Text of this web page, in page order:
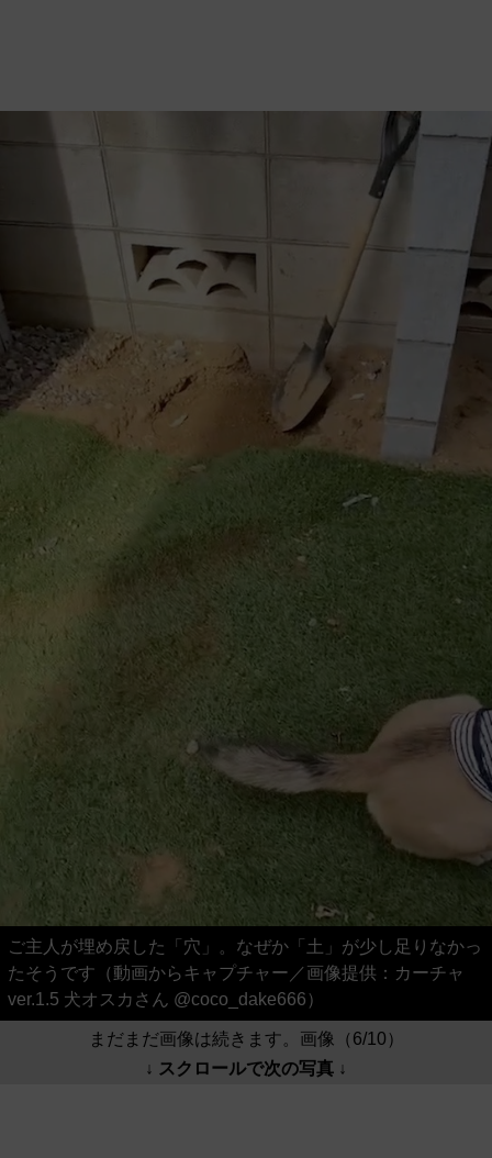
ご主人が埋め戻した「穴」。なぜか「土」が少し足りなかっ
たそうです（動画からキャプチャー／画像提供：カーチャ
ver.1.5 犬オスカさん @coco_dake666）
まだまだ画像は続きます。画像（6/10）
↓ スクロールで次の写真 ↓